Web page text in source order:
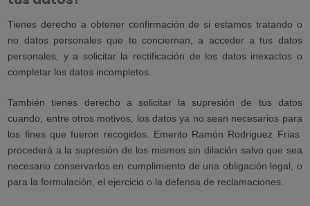
Tienes derecho a obtener confirmación de si estamos tratando o
no datos personales que te conciernan, a acceder a tus datos
personales, y a solicitar la rectificación de los datos inexactos o
completar los datos incompletos.
También tienes derecho a solicitar la supresión de tus datos
cuando, entre otros motivos, los datos ya no sean necesarios para
los fines que fueron recogidos. Emerito Ramón Rodriguez Frias
procederá a la supresión de los mismos sin dilación salvo que sea
necesario conservarlos en cumplimiento de una obligación legal, o
para la formulación, el ejercicio o la defensa de reclamaciones.